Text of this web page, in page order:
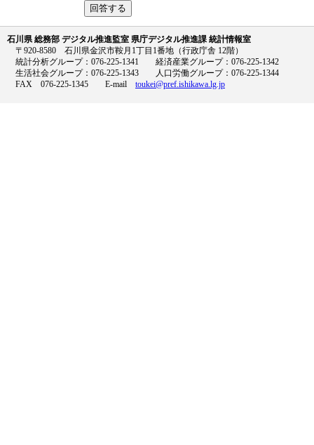
石川県 総務部 デジタル推進監室 県庁デジタル推進課 統計情報室
〒920-8580 石川県金沢市鞍月1丁目1番地（行政庁舎 12階）
統計分析グループ：076-225-1341 経済産業グループ：076-225-1342
生活社会グループ：076-225-1343 人口労働グループ：076-225-1344
FAX 076-225-1345 E-mail toukei@pref.ishikawa.lg.jp